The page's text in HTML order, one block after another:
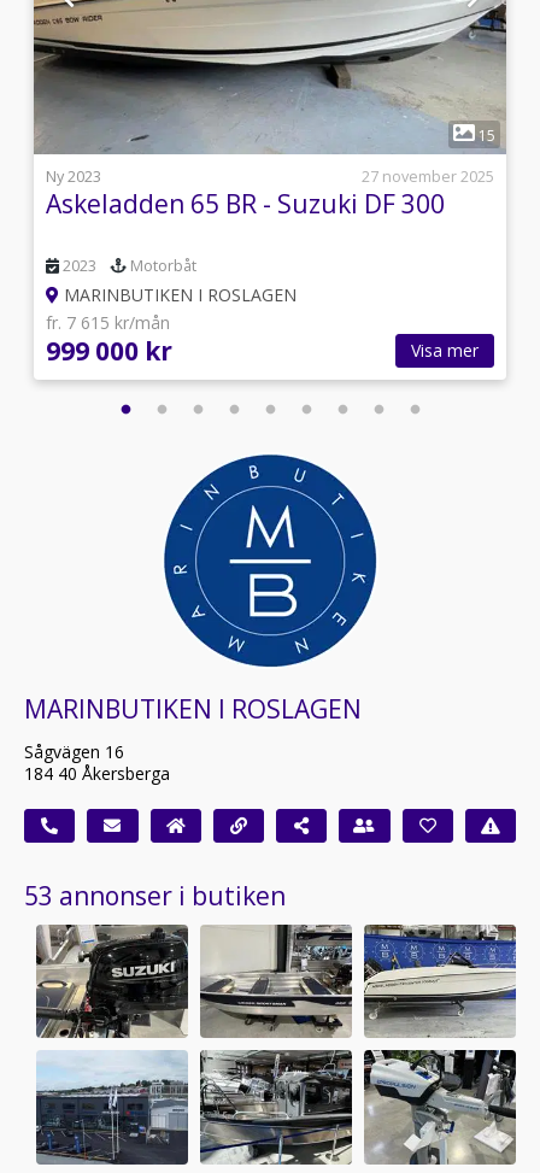
15
Ny 2023
27 november 2025
Askeladden 65 BR - Suzuki DF 300
2023 Motorbåt
MARINBUTIKEN I ROSLAGEN
fr. 7 615 kr/mån
999 000 kr Visa mer
MARINBUTIKEN I ROSLAGEN
Sågvägen 16
184 40 Åkersberga
53 annonser i butiken